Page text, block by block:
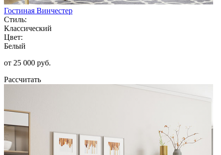
Гостиная Винчестер
Стиль:
Классический
Цвет:
Белый
от 25 000 руб.
Рассчитать